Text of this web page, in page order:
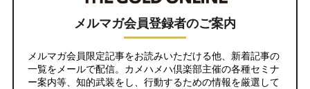
メルマガ会員登録者のご案内
メルマガ会員限定記事をお読みいただける他、新着記事の
一覧をメールで配信。カメハメハ倶楽部主催の各種セミナ
ー案内等、知的武装をし、行動するための情報を厳選して